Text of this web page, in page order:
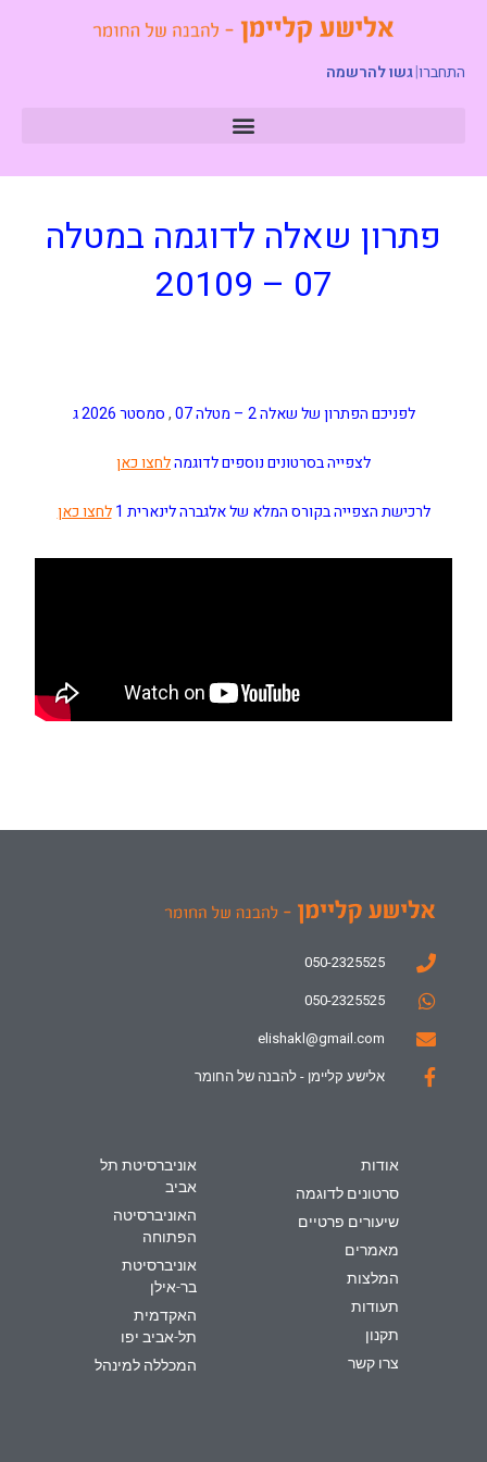
התחברו|גשו להרשמה
פתרון שאלה לדוגמה במטלה
07 – 20109
לפניכם הפתרון של שאלה 2 – מטלה 07 ,סמסטר 2026 ג
לצפייה בסרטונים נוספים לדוגמהלחצו כאן
לרכישת הצפייה בקורס המלא של אלגברה לינארית 1 לחצו כאן
050-2325525
050-2325525
elishakl@gmail.com
אלישע קליימן - להבנה של החומר
אודות
סרטונים לדוגמה
שיעורים פרטיים
מאמרים
המלצות
תעודות
תקנון
צרו קשר
אוניברסיטת תל
אביב
האוניברסיטה
הפתוחה
אוניברסיטת
בר-אילן
האקדמית
תל-אביב יפו
המכללה למינהל